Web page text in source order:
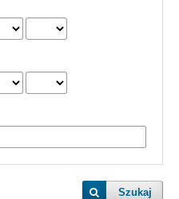
Szukaj